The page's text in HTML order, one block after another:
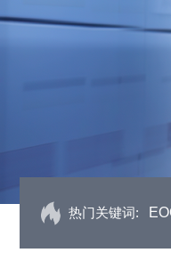
热门关键词: